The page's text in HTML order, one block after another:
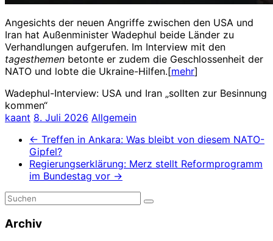
Angesichts der neuen Angriffe zwischen den USA und
Iran hat Außenminister Wadephul beide Länder zu
Verhandlungen aufgerufen. Im Interview mit den
tagesthemen betonte er zudem die Geschlossenheit der
NATO und lobte die Ukraine-Hilfen.[mehr]
Wadephul-Interview: USA und Iran „sollten zur Besinnung
kommen“
kaant 8. Juli 2026 Allgemein
← Treffen in Ankara: Was bleibt von diesem NATO-
Gipfel?
Regierungserklärung: Merz stellt Reformprogramm
im Bundestag vor →
Archiv